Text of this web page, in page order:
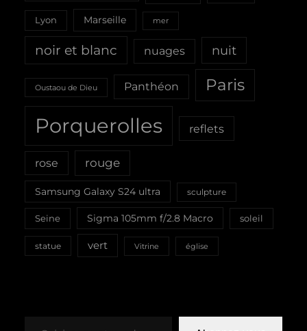
Lyon Marseille mer
noir et blanc nuages nuit
Oustaou de Dieu Panthéon Paris
Porquerolles reflets
rose rouge
Samsung Galaxy S24 ultra sculpture
Seine Sigma 105mm f/2.8 Macro soleil
statue vert Vitrine église